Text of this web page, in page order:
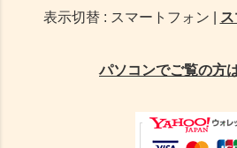
表示切替 : スマートフォン |
パソコンでご覧の方